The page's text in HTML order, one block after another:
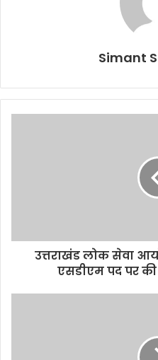
Simant
उत्तराखंड लोक सेवा
एसडीएम पद पर